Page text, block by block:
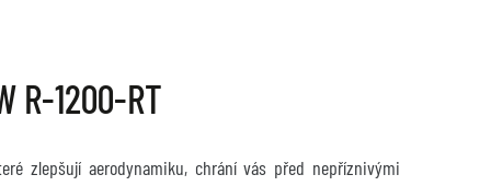
R-1200-RT
zlepšují aerodynamiku, chrání vás před nepříznivými